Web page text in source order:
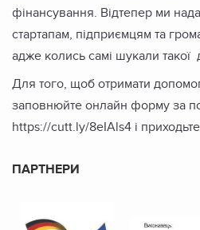
фінансування. Відтепер ми
стартапам, підприємцям та
адже колись самі шукали такої
Для того, щоб отримати
заповнюйте онлайн форму за
https://cutt.ly/8eIAls4 і
ПАРТНЕРИ